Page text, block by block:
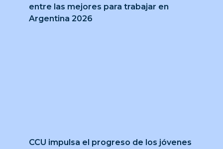
entre las mejores para trabajar en
Argentina 2026
CCU impulsa el progreso de los jóvenes